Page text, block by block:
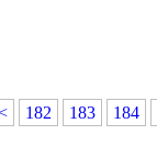
182 183 184